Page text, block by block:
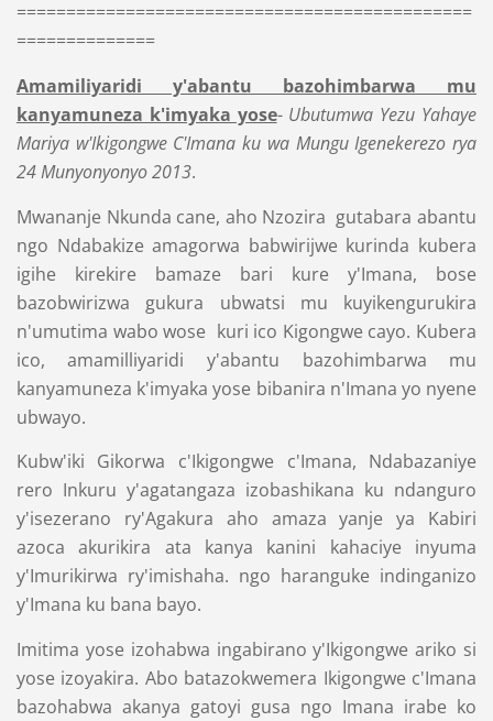
==============================================
==============
Amamiliyaridi y'abantu bazohimbarwa mu
kanyamuneza k'imyaka yose- Ubutumwa Yezu Yahaye
Mariya w'Ikigongwe C'Imana ku wa Mungu Igenekerezo rya
24 Munyonyonyo 2013.
Mwananje Nkunda cane, aho Nzozira gutabara abantu
ngo Ndabakize amagorwa babwirijwe kurinda kubera
igihe kirekire bamaze bari kure y'Imana, bose
bazobwirizwa gukura ubwatsi mu kuyikengurukira
n'umutima wabo wose kuri ico Kigongwe cayo. Kubera
ico, amamilliyaridi y'abantu bazohimbarwa mu
kanyamuneza k'imyaka yose bibanira n'Imana yo nyene
ubwayo.
Kubw'iki Gikorwa c'Ikigongwe c'Imana, Ndabazaniye
rero Inkuru y'agatangaza izobashikana ku ndanguro
y'isezerano ry'Agakura aho amaza yanje ya Kabiri
azoca akurikira ata kanya kanini kahaciye inyuma
y'Imurikirwa ry'imishaha. ngo haranguke indinganizo
y'Imana ku bana bayo.
Imitima yose izohabwa ingabirano y'Ikigongwe ariko si
yose izoyakira. Abo batazokwemera Ikigongwe c'Imana
bazohabwa akanya gatoyi gusa ngo Imana irabe ko